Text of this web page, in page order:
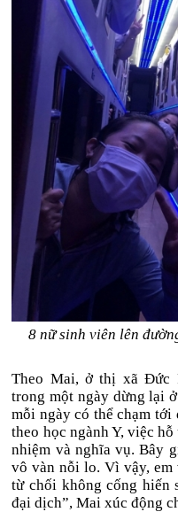
8 nữ sinh viên lên
Theo Mai, ở thị xã Đức
trong một ngày dừng lại
mỗi ngày có thể chạm
theo học ngành Y, việc
nhiệm và nghĩa vụ. Bây
vô vàn nỗi lo. Vì vậy, em
từ chối không cống hiến
đại dịch”, Mai xúc động